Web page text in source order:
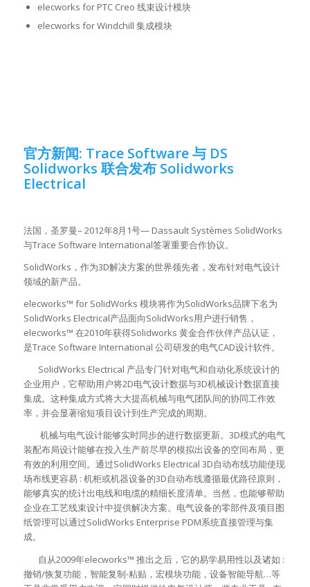
elecworks for PTC Creo 线束设计模块
elecworks for Windchill 集成模块
官方新闻: Trace Software 与 DS
Solidworks 联合发布 Solidworks
Electrical
法国，圣罗曼– 2012年8月1号— Dassault Systèmes SolidWorks
与Trace Software International签署重要合作协议。
SolidWorks，作为3D解决方案的世界领先者，发布针对电气设计
领域的新产品。
elecworks™ for SolidWorks 模块将作为SolidWorks品牌下名为
SolidWorks Electrical产品面向SolidWorks用户进行销售，
elecworks™ 在2010年获得Solidworks 黄金合作伙伴产品认证，
是Trace Software International 公司研发的电气CAD设计软件。
SolidWorks Electrical 产品专门针对电气和自动化系统设计的
企业用户，它帮助用户将2D电气设计数据与3D机械设计数据直接
集成。这种集成方式将大大提高机械与电气团队间的协同工作效
率，并会显著缩短项目设计到生产完成的周期。
机械与电气设计能够实时同步的进行数据更新。3D模式的电气
装配布局设计能够在投入生产前尽早的模拟出设备的空间布局，更
有效的利用空间。通过SolidWorks Electrical 3D自动布线功能使现
场布线更容易 : 机柜或机器设备的3D自动布线遵循最优路径原则，
能够真实的统计出电线和电缆的精细长度清单。当然，也能够帮助
企业在工艺线束设计中提供解决方案。电气设备的零部件及项目图
纸管理可以通过SolidWorks Enterprise PDM系统直接管理与集
成。
自从2009年elecworks™ 推出之后，它的易学易用性以及诸如 :
撤销/恢复功能，智能复制-粘贴，宏模块功能，设备智能导航…等